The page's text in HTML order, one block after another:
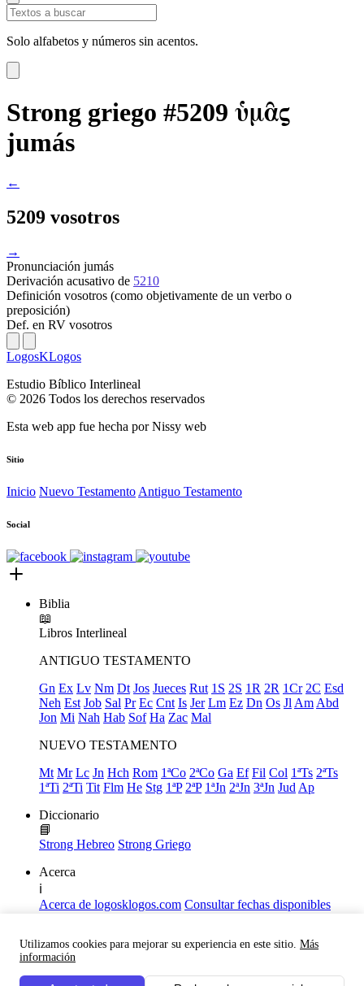
Utilizamos cookies para mejorar su experiencia en este sitio. Más
información
Solo alfabetos y números sin acentos.
Strong griego #5209 ὑμᾶς
jumás
←
5209 vosotros
→
Pronunciación jumás
Derivación acusativo de 5210
Definición vosotros (como objetivamente de un verbo o
preposición)
Def. en RV vosotros
LogosKLogos
Estudio Bíblico Interlineal
© 2026 Todos los derechos reservados
Esta web app fue hecha porNissy web
Sitio
Inicio Nuevo Testamento Antiguo Testamento
Social
Biblia
📖
Libros Interlineal
ANTIGUO TESTAMENTO
Gn Ex Lv Nm Dt Jos Jueces Rut 1S 2S 1R 2R 1Cr 2C Esd
Neh Est Job Sal Pr Ec Cnt Is Jer Lm Ez Dn Os Jl Am Abd
Jon Mi Nah Hab Sof Ha Zac Mal
NUEVO TESTAMENTO
Mt Mr Lc Jn Hch Rom 1ªCo 2ªCo Ga Ef Fil Col 1ªTs 2ªTs
1ªTi 2ªTi Tit Flm He Stg 1ªP 2ªP 1ªJn 2ªJn 3ªJn Jud Ap
Diccionario
📘
Strong Hebreo Strong Griego
Acerca
ℹ️
Acerca de logosklogos.com Consultar fechas disponibles
Links útiles
Facebook